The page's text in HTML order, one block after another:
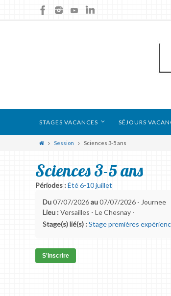
STAGES VACANCES SÉJOURS
Session Sciences 3-5 ans
Sciences 3-5 ans
Périodes :Été 6-10 juillet
Du07/07/2026au07/07/2026 - Journee
Lieu :Versailles - Le Chesnay -
Stage(s) lié(s) :Stage premières
S'inscrire